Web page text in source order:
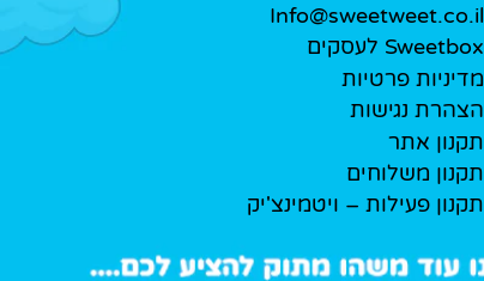
Info@sweetweet.co.il
Sweetbox לעסקים
מדיניות פרטיות
הצהרת נגישות
תקנון אתר
תקנון משלוחים
תקנון פעילות – ויטמינצ'יק